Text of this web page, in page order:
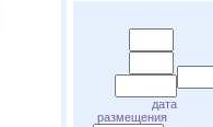
дата
размещения